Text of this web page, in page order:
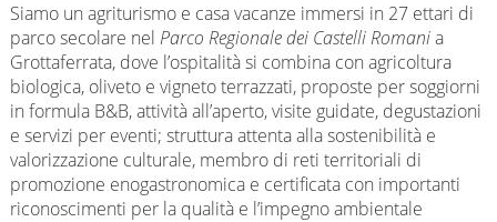
Siamo un agriturismo e casa vacanze immersi in 27 ettari di
parco secolare nel Parco Regionale dei Castelli Romania
Grottaferrata, dove l’ospitalità si combina con agricoltura
biologica, oliveto e vigneto terrazzati, proposte per soggiorni
in formula B&B, attività all’aperto, visite guidate, degustazioni
e servizi per eventi; struttura attenta alla sostenibilità e
valorizzazione culturale, membro di reti territoriali di
promozione enogastronomica e certificata con importanti
riconoscimenti per la qualità e l’impegno ambientale